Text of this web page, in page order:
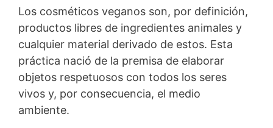
Los cosméticos veganos son, por definición,
productos libres de ingredientes animales y
cualquier material derivado de estos. Esta
práctica nació de la premisa de elaborar
objetos respetuosos con todos los seres
vivos y, por consecuencia, el medio
ambiente.